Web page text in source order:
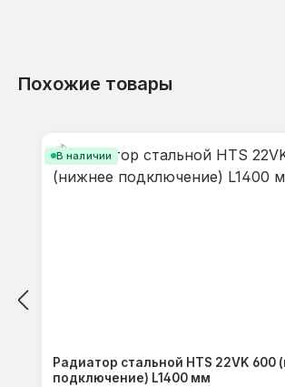
Похожие товары
В наличии
Радиатор стальной HTS 22VK 600
подключение) L1400 мм